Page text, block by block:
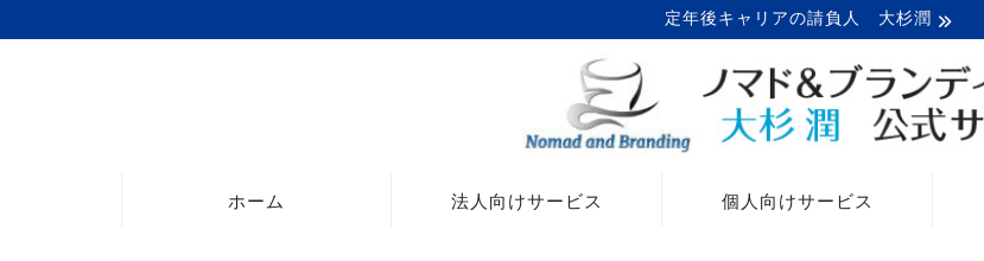
定年後キャリアの請負人 大杉潤
ホーム 法人向けサービス 個人向けサービス